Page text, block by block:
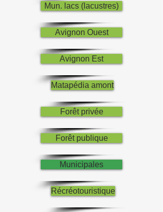
Mun. lacs (lacustres)
Avignon Ouest
Avignon Est
Matapédia amont
Forêt privée
Forêt publique
Municipales
Récréotouristique